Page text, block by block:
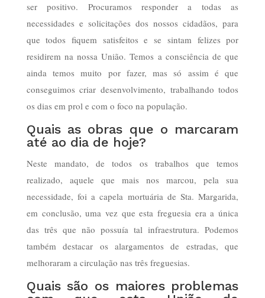
ser positivo. Procuramos responder a todas as
necessidades e solicitações dos nossos cidadãos, para
que todos fiquem satisfeitos e se sintam felizes por
residirem na nossa União. Temos a consciência de que
ainda temos muito por fazer, mas só assim é que
conseguimos criar desenvolvimento, trabalhando todos
os dias em prol e com o foco na população.
Quais as obras que o marcaram
até ao dia de hoje?
Neste mandato, de todos os trabalhos que temos
realizado, aquele que mais nos marcou, pela sua
necessidade, foi a capela mortuária de Sta. Margarida,
em conclusão, uma vez que esta freguesia era a única
das três que não possuía tal infraestrutura. Podemos
também destacar os alargamentos de estradas, que
melhoraram a circulação nas três freguesias.
Quais são os maiores problemas